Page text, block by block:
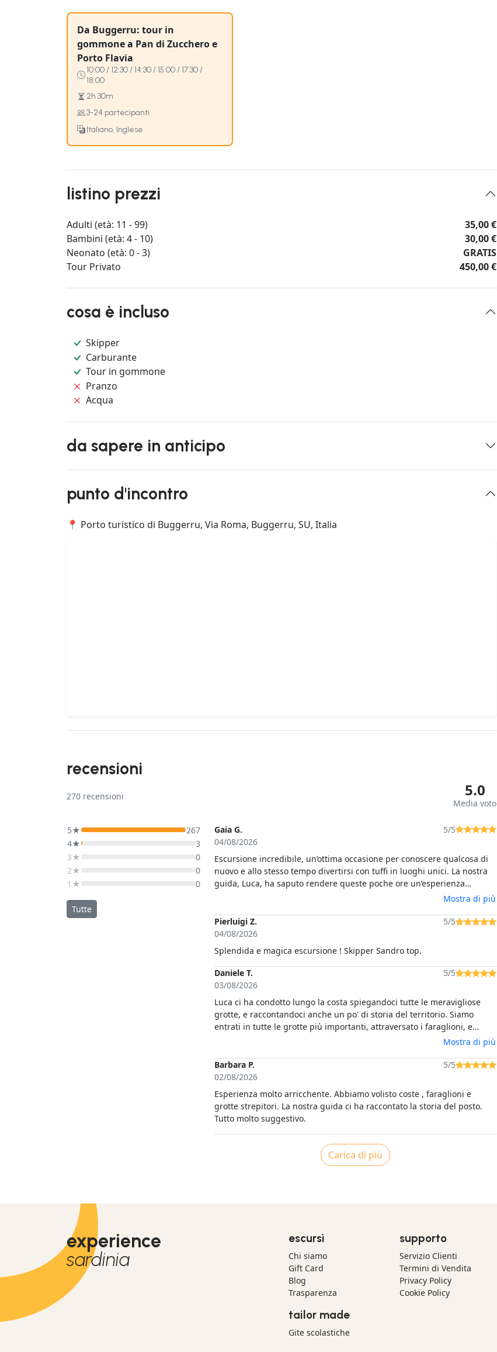
Da Buggerru: tour in
gommone a Pan di Zucchero e
Porto Flavia
10:00 / 12:30 / 14:30 / 15:00 / 17:30 /
18:00
2h 30m
3-24 partecipanti
Italiano, Inglese
listino prezzi
Adulti (età: 11 - 99)
35,00 €
Bambini (età: 4 - 10)
30,00 €
Neonato (età: 0 - 3)
GRATIS
Tour Privato
450,00 €
cosa è incluso
Skipper
Carburante
Tour in gommone
Pranzo
Acqua
da sapere in anticipo
punto d'incontro
📍 Porto turistico di Buggerru, Via Roma, Buggerru, SU, Italia
recensioni
270 recensioni 5.0
Media voto
5★
267
4★
3
3★
0
2★
0
1★
0
Tutte
Gaia G.
04/08/2026
5/5
Escursione incredibile, un’ottima occasione per conoscere qualcosa di
nuovo e allo stesso tempo divertirsi con tuffi in luoghi unici. La nostra
guida, Luca, ha saputo rendere queste poche ore un’esperienza
Mostra di più
Pierluigi Z.
04/08/2026
5/5
Splendida e magica escursione ! Skipper Sandro top.
Daniele T.
03/08/2026
5/5
Luca ci ha condotto lungo la costa spiegandoci tutte le meravigliose
grotte, e raccontandoci anche un po' di storia del territorio. Siamo
entrati in tutte le grotte più importanti, attraversato i faraglioni, e
fatto due bagni in calette riparate.Un' esperienza stupenda che è
d'obbligo farsi per chi vuole visitare questa zona della Sardegna.
CONSIGLIATISSIMO!
Mostra di più
Barbara P.
02/08/2026
5/5
Esperienza molto arricchente. Abbiamo volisto coste , faraglioni e
grotte strepitori. La nostra guida ci ha raccontato la storia del posto.
Tutto molto suggestivo.
Carica di più
experience
sardinia
escursì
Chi siamo
Gift Card
Blog
Trasparenza
tailor made
Gite scolastiche
supporto
Servizio Clienti
Termini di Vendita
Privacy Policy
Cookie Policy